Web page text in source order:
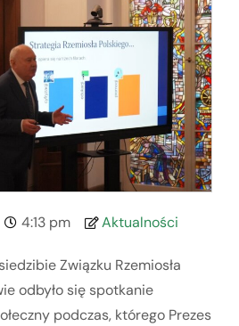
4:13 pm Aktualności
Związku Rzemiosła
odbyło się spotkanie
podczas, którego Prezes